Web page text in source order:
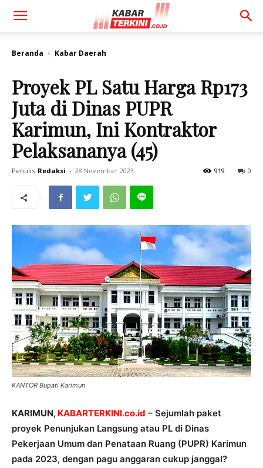
Beranda Kabar Daerah
Proyek PL Satu Harga Rp173
Juta di Dinas PUPR
Karimun, Ini Kontraktor
Pelaksananya (45)
Penulis Redaksi - 28 November 2023 0
919
KANTOR Bupati Karimun
KARIMUN, KABARTERKINI.co.id – Sejumlah paket
proyek Penunjukan Langsung atau PL di Dinas
Pekerjaan Umum dan Penataan Ruang (PUPR) Karimun
pada 2023, dengan pagu anggaran cukup janggal?